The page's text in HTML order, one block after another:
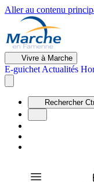
Aller au contenu
Vivre à Marche
E-guichet Actualités
Rechercher